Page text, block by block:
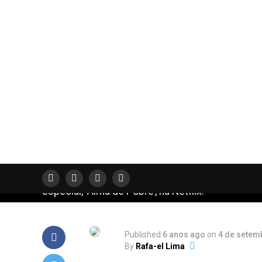
Integrante do grupo de humor 4Amigos, lança
especial, ‘Alma de Pobre’, na Netflix.
Published 6 anos ago on 4 de
By Rafa-el Lima